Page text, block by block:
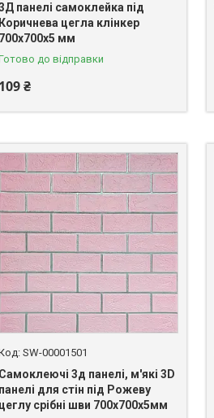
панелі самоклейка під
Коричнева цегла клінкер
700х700х5 мм
до відправки
109 ₴
SW-00001501
Самоклеючі 3д панелі, м'які 3D
панелі для стін під Рожеву
цеглу срібні шви 700х700х5мм